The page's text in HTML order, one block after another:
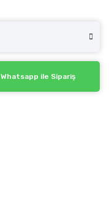
Whatsapp ile Sipariş